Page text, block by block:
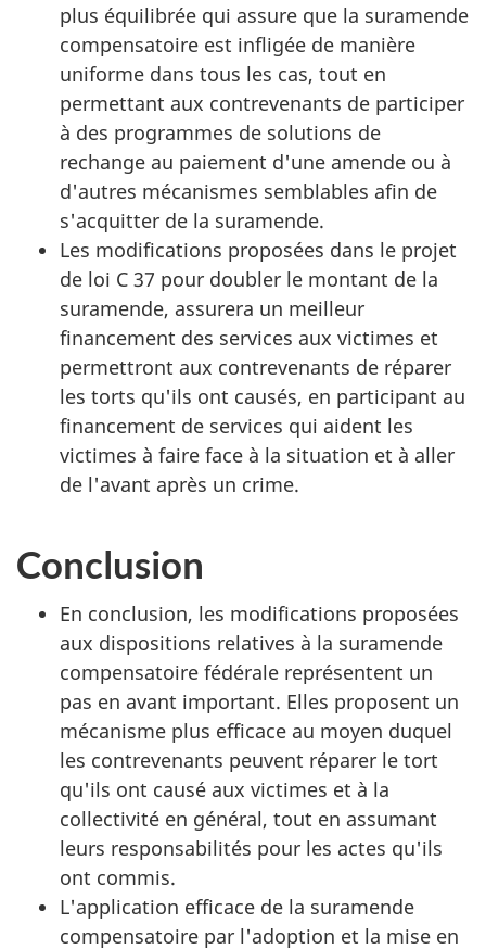
plus équilibrée qui assure que la suramende
compensatoire est infligée de manière
uniforme dans tous les cas, tout en
permettant aux contrevenants de participer
à des programmes de solutions de
rechange au paiement d'une amende ou à
d'autres mécanismes semblables afin de
s'acquitter de la suramende.
Les modifications proposées dans le projet
de loi C 37 pour doubler le montant de la
suramende, assurera un meilleur
financement des services aux victimes et
permettront aux contrevenants de réparer
les torts qu'ils ont causés, en participant au
financement de services qui aident les
victimes à faire face à la situation et à aller
de l'avant après un crime.
Conclusion
En conclusion, les modifications proposées
aux dispositions relatives à la suramende
compensatoire fédérale représentent un
pas en avant important. Elles proposent un
mécanisme plus efficace au moyen duquel
les contrevenants peuvent réparer le tort
qu'ils ont causé aux victimes et à la
collectivité en général, tout en assumant
leurs responsabilités pour les actes qu'ils
ont commis.
L'application efficace de la suramende
compensatoire par l'adoption et la mise en